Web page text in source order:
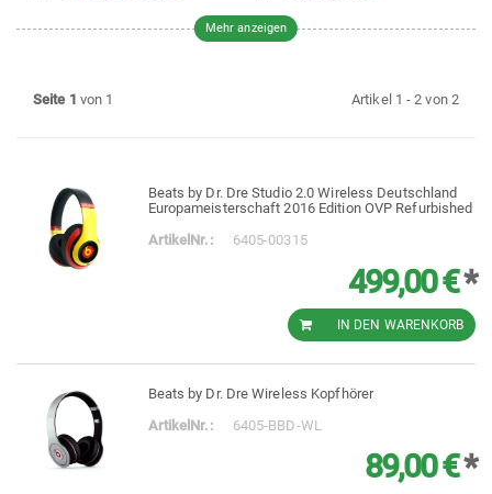
Wireless
Farbe
Bluetooth
Mehr anzeigen
Seite 1 von 1 Artikel 1 - 2 von 2
Beats by Dr. Dre Studio 2.0 Wireless Deutschland
Europameisterschaft 2016 Edition OVP Refurbished
ArtikelNr.:
6405-00315
499,00 €*
IN DEN WARENKORB
Beats by Dr. Dre Wireless Kopfhörer
ArtikelNr.:
6405-BBD-WL
89,00 €*